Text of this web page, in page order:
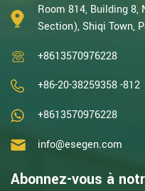
d'expertise en oxydation
ainsi qu'en R&D,
l'une des entreprises
Room 814, Building 8,
Section), Shiqi Town,
+8613570976228
+86-20-38259358 -812
+8613570976228
info@esegen.com
Abonnez-vous à